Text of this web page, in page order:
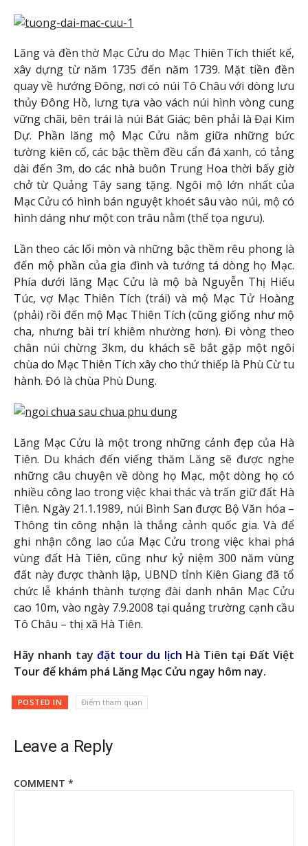
Lăng và đền thờ Mạc Cửu do Mạc Thiên Tích thiết kế,
xây dựng từ năm 1735 đến năm 1739. Mặt tiền đền
quay về hướng Đông, nơi có núi Tô Châu với dòng lưu
thủy Đông Hồ, lưng tựa vào vách núi hình vòng cung
vững chãi, bên trái là núi Bát Giác; bên phải là Đại Kim
Dự. Phần lăng mộ Mạc Cửu nằm giữa những bức
tường kiên cố, các bậc thềm đều cẩn đá xanh, có tảng
dài đến 3m, do các nhà buôn Trung Hoa thời bấy giờ
chở từ Quảng Tây sang tặng. Ngôi mộ lớn nhất của
Mạc Cửu có hình bán nguyệt khoét sâu vào núi, mộ có
hình dáng như một con trâu nằm (thế tọa ngưu).
Lần theo các lối mòn và những bậc thềm rêu phong là
đến mộ phần của gia đình và tướng tá dòng họ Mạc.
Phía dưới lăng Mạc Cửu là mộ bà Nguyễn Thị Hiếu
Túc, vợ Mạc Thiên Tích (trái) và mộ Mạc Tử Hoàng
(phải) rồi đến mộ Mạc Thiên Tích (cũng giống như mộ
cha, nhưng bài trí khiêm nhường hơn). Đi vòng theo
chân núi chừng 3km, du khách sẽ bắt gặp một ngôi
chùa do Mạc Thiên Tích xây cho thứ thiếp là Phù Cừ tu
hành. Đó là chùa Phù Dung.
Lăng Mạc Cửu là một trong những cảnh đẹp của Hà
Tiên. Du khách đến viếng thăm Lăng sẽ được nghe
những câu chuyện về dòng họ Mạc, một dòng họ có
nhiều công lao trong việc khai thác và trấn giữ đất Hà
Tiên. Ngày 21.1.1989, núi Bình San được Bộ Văn hóa –
Thông tin công nhận là thắng cảnh quốc gia. Và để
ghi nhận công lao của Mạc Cửu trong việc khai phá
vùng đất Hà Tiên, cũng như kỷ niệm 300 năm vùng
đất này được thành lập, UBND tỉnh Kiên Giang đã tổ
chức lễ khánh thành tượng đài danh nhân Mạc Cửu
cao 10m, vào ngày 7.9.2008 tại quảng trường cạnh cầu
Tô Châu – thị xã Hà Tiên.
Hãy nhanh tay đặt tour du lịch Hà Tiên tại Đất Việt
Tour để khám phá Lăng Mạc Cửu ngay hôm nay.
POSTED IN Điểm tham quan
Leave a Reply
COMMENT *